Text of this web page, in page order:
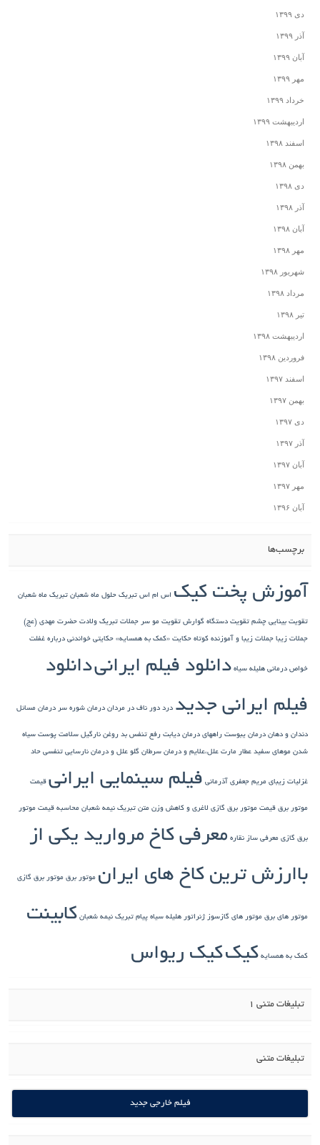
دی ۱۳۹۹
آذر ۱۳۹۹
آبان ۱۳۹۹
مهر ۱۳۹۹
خرداد ۱۳۹۹
اردیبهشت ۱۳۹۹
اسفند ۱۳۹۸
بهمن ۱۳۹۸
دی ۱۳۹۸
آذر ۱۳۹۸
آبان ۱۳۹۸
مهر ۱۳۹۸
شهریور ۱۳۹۸
مرداد ۱۳۹۸
تیر ۱۳۹۸
اردیبهشت ۱۳۹۸
فروردین ۱۳۹۸
اسفند ۱۳۹۷
بهمن ۱۳۹۷
دی ۱۳۹۷
آذر ۱۳۹۷
آبان ۱۳۹۷
مهر ۱۳۹۷
آبان ۱۳۹۶
برچسب‌ها
آموزش پخت کیک اس ام اس تبریک حلول ماه شعبان تبریک ماه شعبان
تقویت بینایی چشم تقویت دستگاه گوارش تقویت مو سر جملات تبریک ولادت حضرت مهدی (عج)
جملات زیبا جملات زیبا و آموزنده کوتاه حکایت «کمک به همسایه» حکایتی خواندنی درباره غفلت
خواص درمانی هلیله سیاه دانلود فیلم ایرانیدانلود
فیلم ایرانی جدید درد دور ناف در مردان درمان شوره سر درمان مسائل
دندان و دهان درمان یبوست راههای درمان دیابت رفع تنفس بد روغن نارگیل سلامت پوست سیاه
شدن موهای سفید عطار مارت علل،علایم و درمان سرطان گلو علل و درمان نارسایی تنفسی حاد
غزلیات زیبای مریم جعفری آذرمانی فیلم سینمایی ایرانی قیمت
موتور برق قیمت موتور برق گازی لاغری و کاهش وزن متن تبریک نیمه شعبان محاسبه قیمت موتور
برق گازی معرفی ساز نقاره معرفی کاخ مروارید یکی از
باارزش ترین کاخ های ایران موتور برق موتور برق گازی
موتور های برق موتور های گازسوز ژنراتور هلیله سیاه پیام تبریک نیمه شعبان کابینت
کمک به همسایه کیککیک ریواس
تبلیغات متنی 1
تبلیغات متنی
فیلم خارجی جدید